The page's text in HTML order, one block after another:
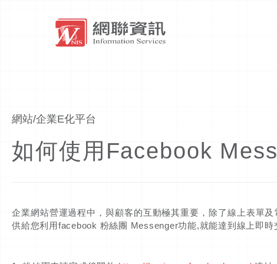
網站/企業E化平台
如何使用Facebook
企業網站營運過程中，與顧客的互動極其重要，除了線上表單
供給您利用facebook 粉絲團 Messenger功能,就能達到線上即時